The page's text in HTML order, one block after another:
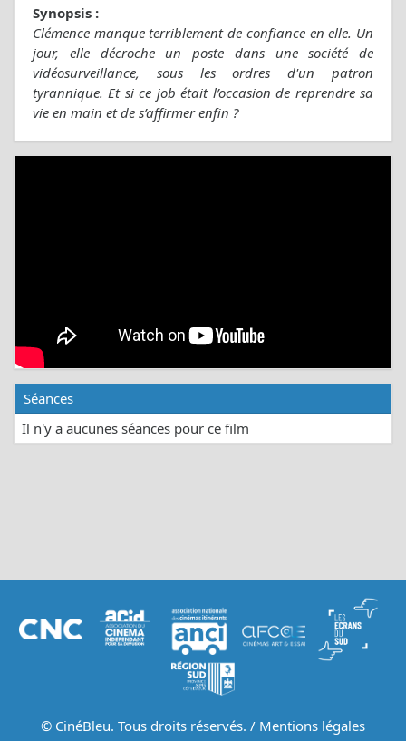
Synopsis :
Clémence manque terriblement de confiance en elle. Un
jour, elle décroche un poste dans une société de
vidéosurveillance, sous les ordres d'un patron
tyrannique. Et si ce job était l’occasion de reprendre sa
vie en main et de s’affirmer enfin ?
Séances
Il n'y a aucunes séances pour ce film
© CinéBleu. Tous droits réservés. / Mentions légales